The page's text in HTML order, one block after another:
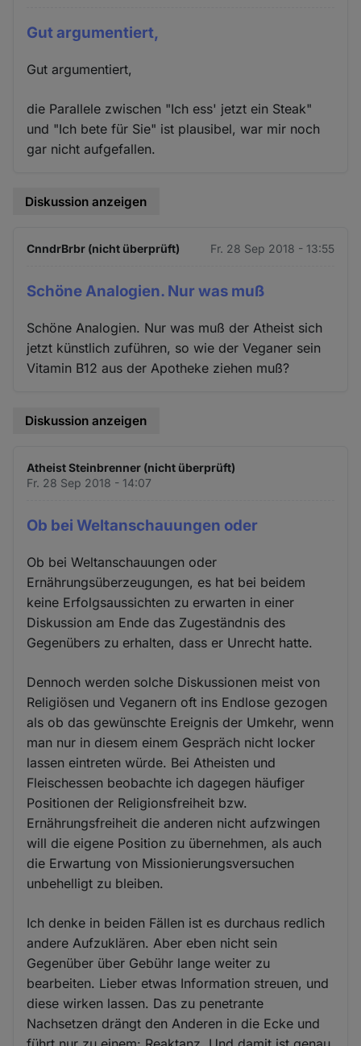
Gut argumentiert,
Gut argumentiert,
die Parallele zwischen "Ich ess' jetzt ein Steak"
und "Ich bete für Sie" ist plausibel, war mir noch
gar nicht aufgefallen.
Diskussion anzeigen
CnndrBrbr (nicht überprüft) Fr. 28 Sep 2018 - 13:55
Schöne Analogien. Nur was muß
Schöne Analogien. Nur was muß der Atheist sich
jetzt künstlich zuführen, so wie der Veganer sein
Vitamin B12 aus der Apotheke ziehen muß?
Diskussion anzeigen
Atheist Steinbrenner (nicht überprüft)
Fr. 28 Sep 2018 - 14:07
Ob bei Weltanschauungen oder
Ob bei Weltanschauungen oder
Ernährungsüberzeugungen, es hat bei beidem
keine Erfolgsaussichten zu erwarten in einer
Diskussion am Ende das Zugeständnis des
Gegenübers zu erhalten, dass er Unrecht hatte.
Dennoch werden solche Diskussionen meist von
Religiösen und Veganern oft ins Endlose gezogen
als ob das gewünschte Ereignis der Umkehr, wenn
man nur in diesem einem Gespräch nicht locker
lassen eintreten würde. Bei Atheisten und
Fleischessen beobachte ich dagegen häufiger
Positionen der Religionsfreiheit bzw.
Ernährungsfreiheit die anderen nicht aufzwingen
will die eigene Position zu übernehmen, als auch
die Erwartung von Missionierungsversuchen
unbehelligt zu bleiben.
Ich denke in beiden Fällen ist es durchaus redlich
andere Aufzuklären. Aber eben nicht sein
Gegenüber über Gebühr lange weiter zu
bearbeiten. Lieber etwas Information streuen, und
diese wirken lassen. Das zu penetrante
Nachsetzen drängt den Anderen in die Ecke und